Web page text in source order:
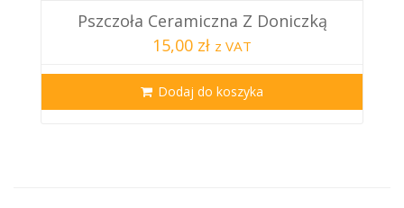
Pszczoła Ceramiczna Z Doniczką
15,00 zł z VAT
Dodaj do koszyka